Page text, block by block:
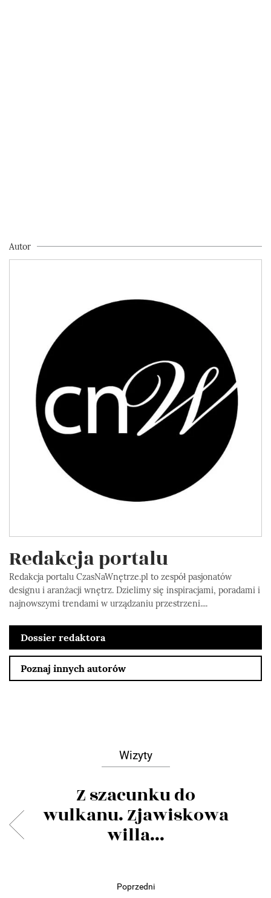
Autor
Redakcja portalu
Redakcja portalu CzasNaWnętrze.pl to zespół pasjonatów
designu i aranżacji wnętrz. Dzielimy się inspiracjami, poradami i
najnowszymi trendami w urządzaniu przestrzeni....
Dossier redaktora
Poznaj innych autorów
Wizyty
Z szacunku do
wulkanu. Zjawiskowa
willa...
Poprzedni